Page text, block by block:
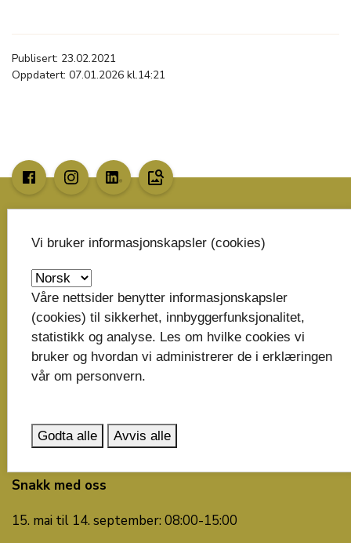
Publisert: 23.02.2021
Oppdatert: 07.01.2026 kl.14:21
image_search
Skriv til oss
Telemark fylkeskommune
Postboks 2844
3702 Skien
post@telemarkfylke.no
Organisasjonsnummer: 929 882 989
Faktura til fylkeskommunen
Snakk med oss
15. mai til 14. september: 08:00-15:00
Vi bruker informasjonskapsler (cookies)
Våre nettsider benytter informasjonskapsler
(cookies) til sikkerhet, innbyggerfunksjonalitet,
statistikk og analyse. Les om hvilke cookies vi
bruker og hvordan vi administrerer de i erklæringen
vår om personvern.
Godta alle Avvis alle